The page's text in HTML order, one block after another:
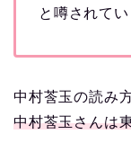
と噂されてい
中村莟玉の読み
中村莟玉さんは